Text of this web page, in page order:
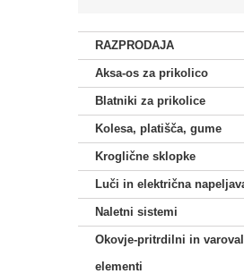
RAZPRODAJA
Aksa-os za prikolico
Blatniki za prikolice
Kolesa, platišča, gume
Kroglične sklopke
Luči in električna
Naletni sistemi
Okovje-pritrdilni in
elementi